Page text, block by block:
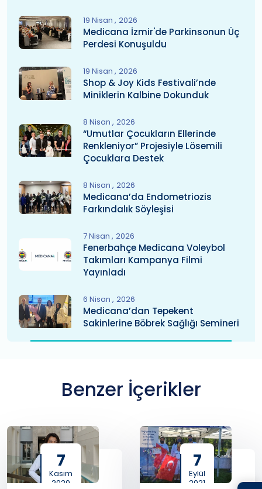
19 Nisan 2026
Medicana İzmir'de Parkinsonun Üç
Perdesi Konuşuldu
19 Nisan 2026
Shop & Joy Kids Festivali’nde
Miniklerin Kalbine Dokunduk
8 Nisan 2026
“Umutlar Çocukların Ellerinde
Renkleniyor” Projesiyle Lösemili
Çocuklara Destek
8 Nisan 2026
Medicana’da Endometriozis
Farkındalık Söyleşisi
7 Nisan 2026
Fenerbahçe Medicana Voleybol
Takımları Kampanya Filmi
Yayınladı
6 Nisan 2026
Medicana’dan Tepekent
Sakinlerine Böbrek Sağlığı Semineri
Benzer İçerikler
7
Kasım
2020
7
Eylül
2021